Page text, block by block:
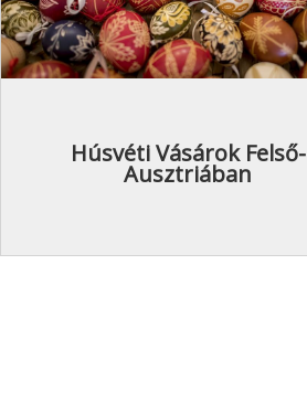
Húsvéti Vásárok Felső-
Ausztriában